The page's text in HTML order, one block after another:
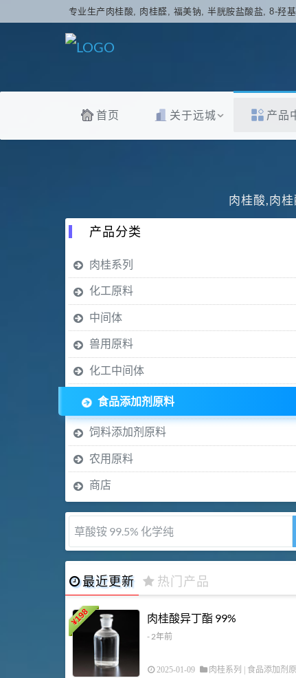
专业生产肉桂酸, 肉桂醛, 福美钠, 半胱胺盐酸盐, 8-羟
首页 关于远城 产品
肉桂酸,肉
产品分类
肉桂系列
化工原料
中间体
兽用原料
化工中间体
食品添加剂原料
饲料添加剂原料
农用原料
商店
5-甲氧基吲哚 98%
最近更新 热门产品
¥
198 肉桂酸异丁酯 99%
- 2年前
2025-01-09 肉桂系列 食品添加剂